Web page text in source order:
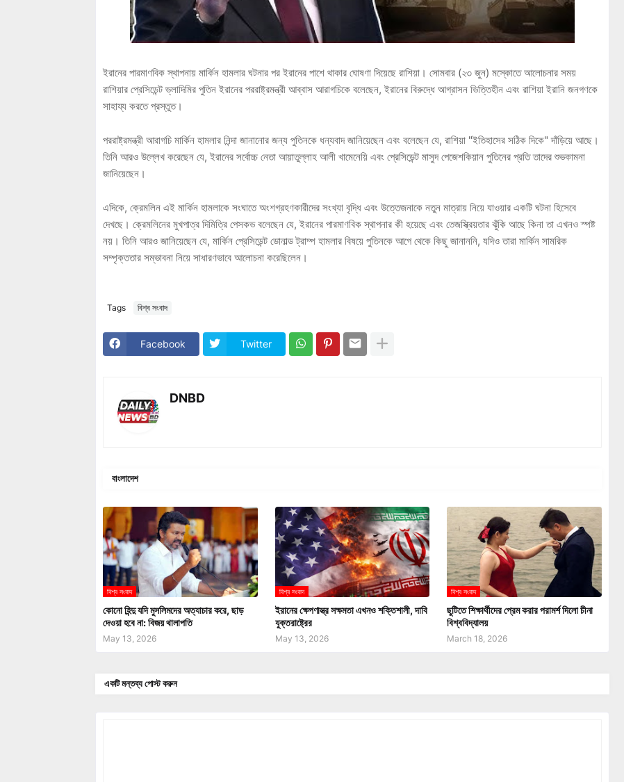
ইরানের পারমাণবিক স্থাপনায় মার্কিন হামলার ঘটনার পর ইরানের পাশে থাকার ঘোষণা দিয়েছে রাশিয়া। সোমবার (২৩ জুন) মস্কোতে আলোচনার সময়
রাশিয়ার প্রেসিডেন্ট ভ্লাদিমির পুতিন ইরানের পররাষ্ট্রমন্ত্রী আব্বাস আরাগচিকে বলেছেন, ইরানের বিরুদ্ধে আগ্রাসন ভিত্তিহীন এবং রাশিয়া ইরানি জনগণকে
সাহায্য করতে প্রস্তুত।
পররাষ্ট্রমন্ত্রী আরাগচি মার্কিন হামলার নিন্দা জানানোর জন্য পুতিনকে ধন্যবাদ জানিয়েছেন এবং বলেছেন যে, রাশিয়া "ইতিহাসের সঠিক দিকে" দাঁড়িয়ে আছে।
তিনি আরও উল্লেখ করেছেন যে, ইরানের সর্বোচ্চ নেতা আয়াতুল্লাহ আলী খামেনেয়ি এবং প্রেসিডেন্ট মাসুদ পেজেশকিয়ান পুতিনের প্রতি তাদের শুভকামনা
জানিয়েছেন।
এদিকে, ক্রেমলিন এই মার্কিন হামলাকে সংঘাতে অংশগ্রহণকারীদের সংখ্যা বৃদ্ধি এবং উত্তেজনাকে নতুন মাত্রায় নিয়ে যাওয়ার একটি ঘটনা হিসেবে
দেখছে। ক্রেমলিনের মুখপাত্র দিমিত্রি পেসকভ বলেছেন যে, ইরানের পারমাণবিক স্থাপনার কী হয়েছে এবং তেজস্ক্রিয়তার ঝুঁকি আছে কিনা তা এখনও স্পষ্ট
নয়। তিনি আরও জানিয়েছেন যে, মার্কিন প্রেসিডেন্ট ডোনাল্ড ট্রাম্প হামলার বিষয়ে পুতিনকে আগে থেকে কিছু জানাননি, যদিও তারা মার্কিন সামরিক
সম্পৃক্ততার সম্ভাবনা নিয়ে সাধারণভাবে আলোচনা করেছিলেন।
Tags বিশ্ব সংবাদ
Facebook Twitter
DNBD
বাংলাদেশ
বিশ্ব সংবাদ
কোনো হিন্দু যদি মুসলিমদের অত্যাচার করে, ছাড়
দেওয়া হবে না: বিজয় থালাপতি
May 13, 2026
বিশ্ব সংবাদ
ইরানের ক্ষেপণাস্ত্র সক্ষমতা এখনও শক্তিশালী, দাবি
যুক্তরাষ্ট্রের
May 13, 2026
বিশ্ব সংবাদ
ছুটিতে শিক্ষার্থীদের প্রেম করার পরামর্শ দিলো চীনা
বিশ্ববিদ্যালয়
March 18, 2026
একটি মন্তব্য পোস্ট করুন